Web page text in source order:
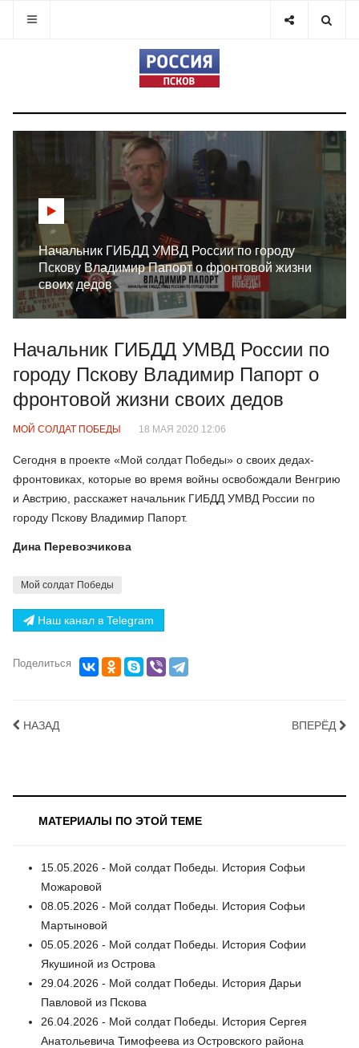
Начальник ГИБДД УМВД России по городу
Пскову Владимир Папорт о фронтовой жизни
своих дедов
Начальник ГИБДД УМВД России по
городу Пскову Владимир Папорт о
фронтовой жизни своих дедов
МОЙ СОЛДАТ ПОБЕДЫ 18 МАЯ 2020 12:06
Сегодня в проекте «Мой солдат Победы» о своих дедах-
фронтовиках, которые во время войны освобождали Венгрию
и Австрию, расскажет начальник ГИБДД УМВД России по
городу Пскову Владимир Папорт.
Дина Перевозчикова
Мой солдат Победы
Наш канал в Telegram
Поделиться
НАЗАД ВПЕРЁД
МАТЕРИАЛЫ ПО ЭТОЙ ТЕМЕ
15.05.2026 - Мой солдат Победы. История Софьи
Можаровой
08.05.2026 - Мой солдат Победы. История Софьи
Мартыновой
05.05.2026 - Мой солдат Победы. История Софии
Якушиной из Острова
29.04.2026 - Мой солдат Победы. История Дарьи
Павловой из Пскова
26.04.2026 - Мой солдат Победы. История Сергея
Анатольевича Тимофеева из Островского района